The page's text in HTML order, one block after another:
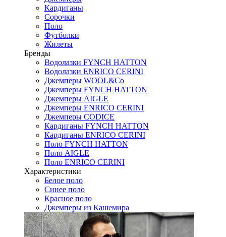
Кардиганы
Сорочки
Поло
Футболки
Жилеты
Бренды
Водолазки FYNCH HATTON
Водолазки ENRICO CERINI
Джемперы WOOL&Co
Джемперы FYNCH HATTON
Джемперы AIGLE
Джемперы ENRICO CERINI
Джемперы CODICE
Кардиганы FYNCH HATTON
Кардиганы ENRICO CERINI
Поло FYNCH HATTON
Поло AIGLE
Поло ENRICO CERINI
Характеристики
Белое поло
Синее поло
Красное поло
Джемперы из Кашемира